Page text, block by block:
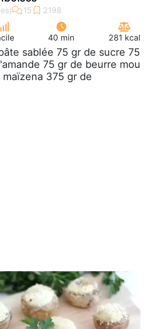
40 min 281 kcal
sablée 75 gr de sucre 75
75 gr de beurre mou
375 gr de